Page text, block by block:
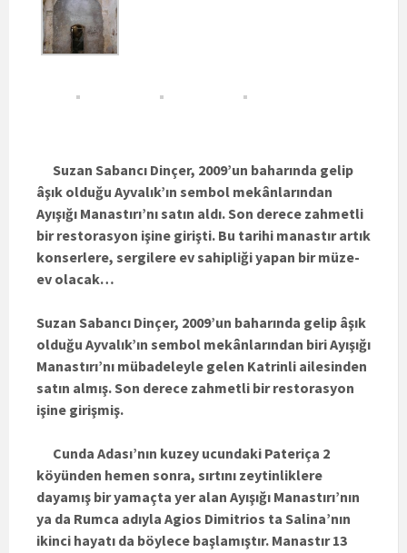
Suzan Sabancı Dinçer, 2009’un baharında gelip
âşık olduğu Ayvalık’ın sembol mekânlarından
Ayışığı Manastırı’nı satın aldı. Son derece zahmetli
bir restorasyon işine girişti. Bu tarihi manastır artık
konserlere, sergilere ev sahipliği yapan bir müze-
ev olacak…
Suzan Sabancı Dinçer, 2009’un baharında gelip âşık
olduğu Ayvalık’ın sembol mekânlarından biri Ayışığı
Manastırı’nı mübadeleyle gelen Katrinli ailesinden
satın almış. Son derece zahmetli bir restorasyon
işine girişmiş.
Cunda Adası’nın kuzey ucundaki Pateriça 2
köyünden hemen sonra, sırtını zeytinliklere
dayamış bir yamaçta yer alan Ayışığı Manastırı’nın
ya da Rumca adıyla Agios Dimitrios ta Salina’nın
ikinci hayatı da böylece başlamıştır. Manastır 13